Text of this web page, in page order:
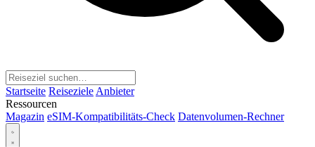
Startseite Reiseziele Anbieter
Ressourcen
Magazin eSIM-Kompatibilitäts-Check Datenvolumen-Rechner